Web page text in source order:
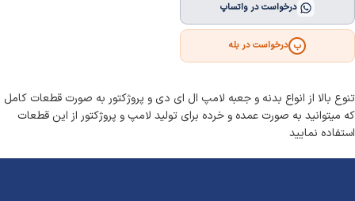
درخواست در واتساپ
ب درخواست در بله
تنوع بالا از انواع بدنه و جعبه لامپ ال ای دی و پروژکتور به صورت قطعات کامل
که میتوانید به صورت عمده و خرده برای تولید لامپ و پروژکتور از این قطعات
استفاده نمایید